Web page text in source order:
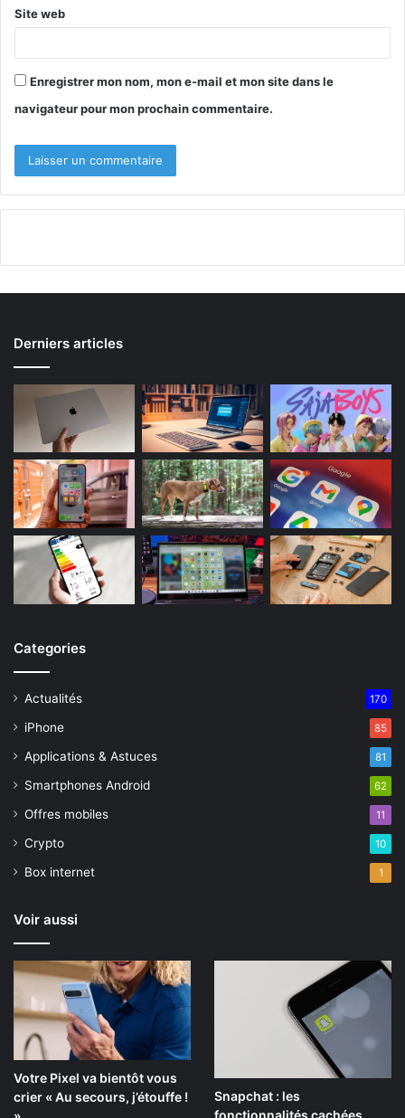
Site web
Enregistrer mon nom, mon e-mail et mon site dans le
navigateur pour mon prochain commentaire.
Derniers articles
Categories
Actualités 170
iPhone 85
Applications & Astuces 81
Smartphones Android 62
Offres mobiles 11
Crypto 10
Box internet 1
Voir aussi
Votre Pixel va bientôt vous
crier « Au secours, j’étouffe !
Snapchat : les